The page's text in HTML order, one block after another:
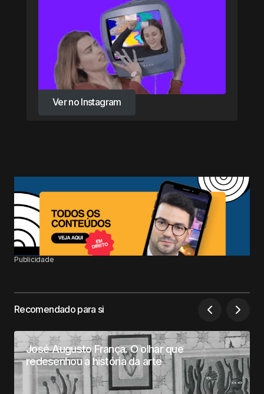
Ver no Instagram
Ver no Instagram
Publicidade
Recomendado para si
José‑Augusto França. O olhar que
redesenhou a história da arte